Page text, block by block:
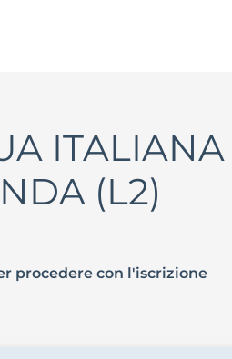
(L2)
procedere con l'iscrizione